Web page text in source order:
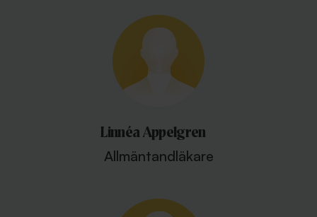
Linnéa Appelgren
Allmäntandläkare